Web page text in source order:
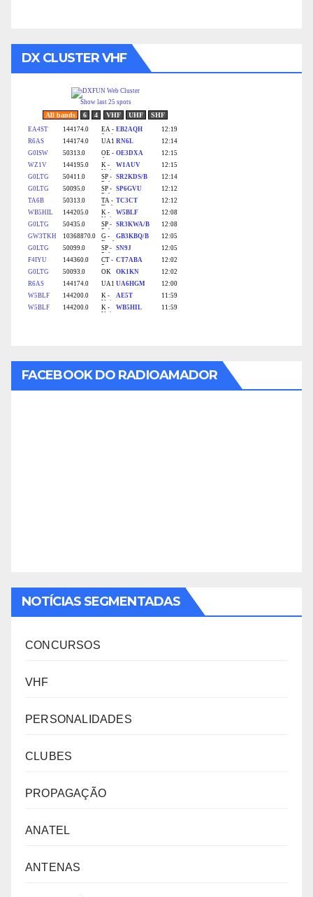
DX CLUSTER VHF
FACEBOOK DO RADIOAMADOR
NOTÍCIAS SEGMENTADAS
CONCURSOS
VHF
PERSONALIDADES
CLUBES
PROPAGAÇÃO
ANATEL
ANTENAS